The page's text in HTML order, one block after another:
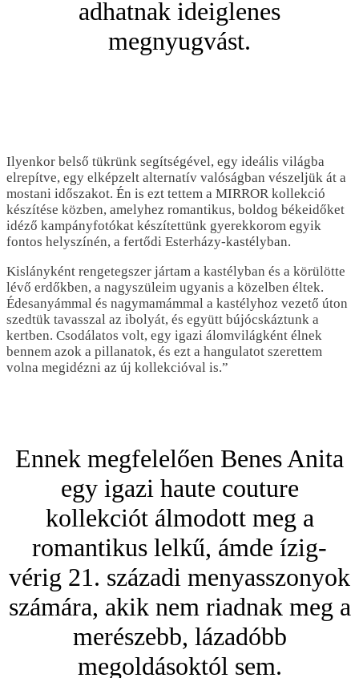
adhatnak ideiglenes
megnyugvást.
Ilyenkor belső tükrünk segítségével, egy ideális világba
elrepítve, egy elképzelt alternatív valóságban vészeljük át a
mostani időszakot. Én is ezt tettem a MIRROR kollekció
készítése közben, amelyhez romantikus, boldog békeidőket
idéző kampányfotókat készítettünk gyerekkorom egyik
fontos helyszínén, a fertődi Esterházy-kastélyban.
Kislányként rengetegszer jártam a kastélyban és a körülötte
lévő erdőkben, a nagyszüleim ugyanis a közelben éltek.
Édesanyámmal és nagymamámmal a kastélyhoz vezető úton
szedtük tavasszal az ibolyát, és együtt bújócskáztunk a
kertben. Csodálatos volt, egy igazi álomvilágként élnek
bennem azok a pillanatok, és ezt a hangulatot szerettem
volna megidézni az új kollekcióval is.”
Ennek megfelelően Benes Anita
egy igazi haute couture
kollekciót álmodott meg a
romantikus lelkű, ámde ízig-
vérig 21. századi menyasszonyok
számára, akik nem riadnak meg a
merészebb, lázadóbb
megoldásoktól sem.